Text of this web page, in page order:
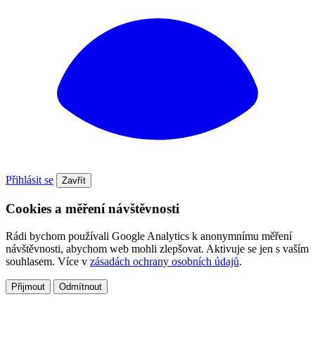
Přihlásit se Zavřít
Cookies a měření návštěvnosti
Rádi bychom používali Google Analytics k anonymnímu měření
návštěvnosti, abychom web mohli zlepšovat. Aktivuje se jen s vaším
souhlasem. Více v zásadách ochrany osobních údajů.
Přijmout Odmítnout